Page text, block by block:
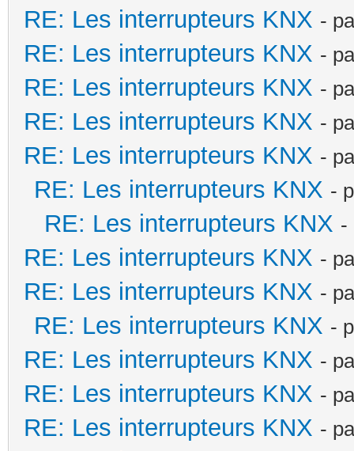
RE: Les interrupteurs KNX -
RE: Les interrupteurs KNX -
RE: Les interrupteurs KNX -
RE: Les interrupteurs KNX -
RE: Les interrupteurs KNX -
RE: Les interrupteurs KNX -
RE: Les interrupteurs KNX -
RE: Les interrupteurs KNX -
RE: Les interrupteurs KNX -
RE: Les interrupteurs KNX -
RE: Les interrupteurs KNX -
RE: Les interrupteurs KNX -
RE: Les interrupteurs KNX -